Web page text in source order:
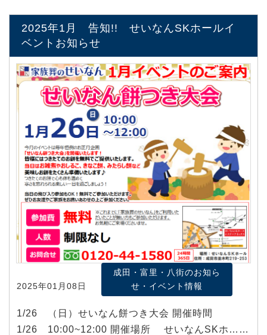
2025年1月 告知!! せいなんSKホールイ
ベントお知らせ
2025年01月08日
成田・富里・八街のお知ら
せ・イベント情報
1/26 （日）せいなん餅つき大会 開催時間
1/26 10:00~12:00 開催場所 せいなんSKホ……